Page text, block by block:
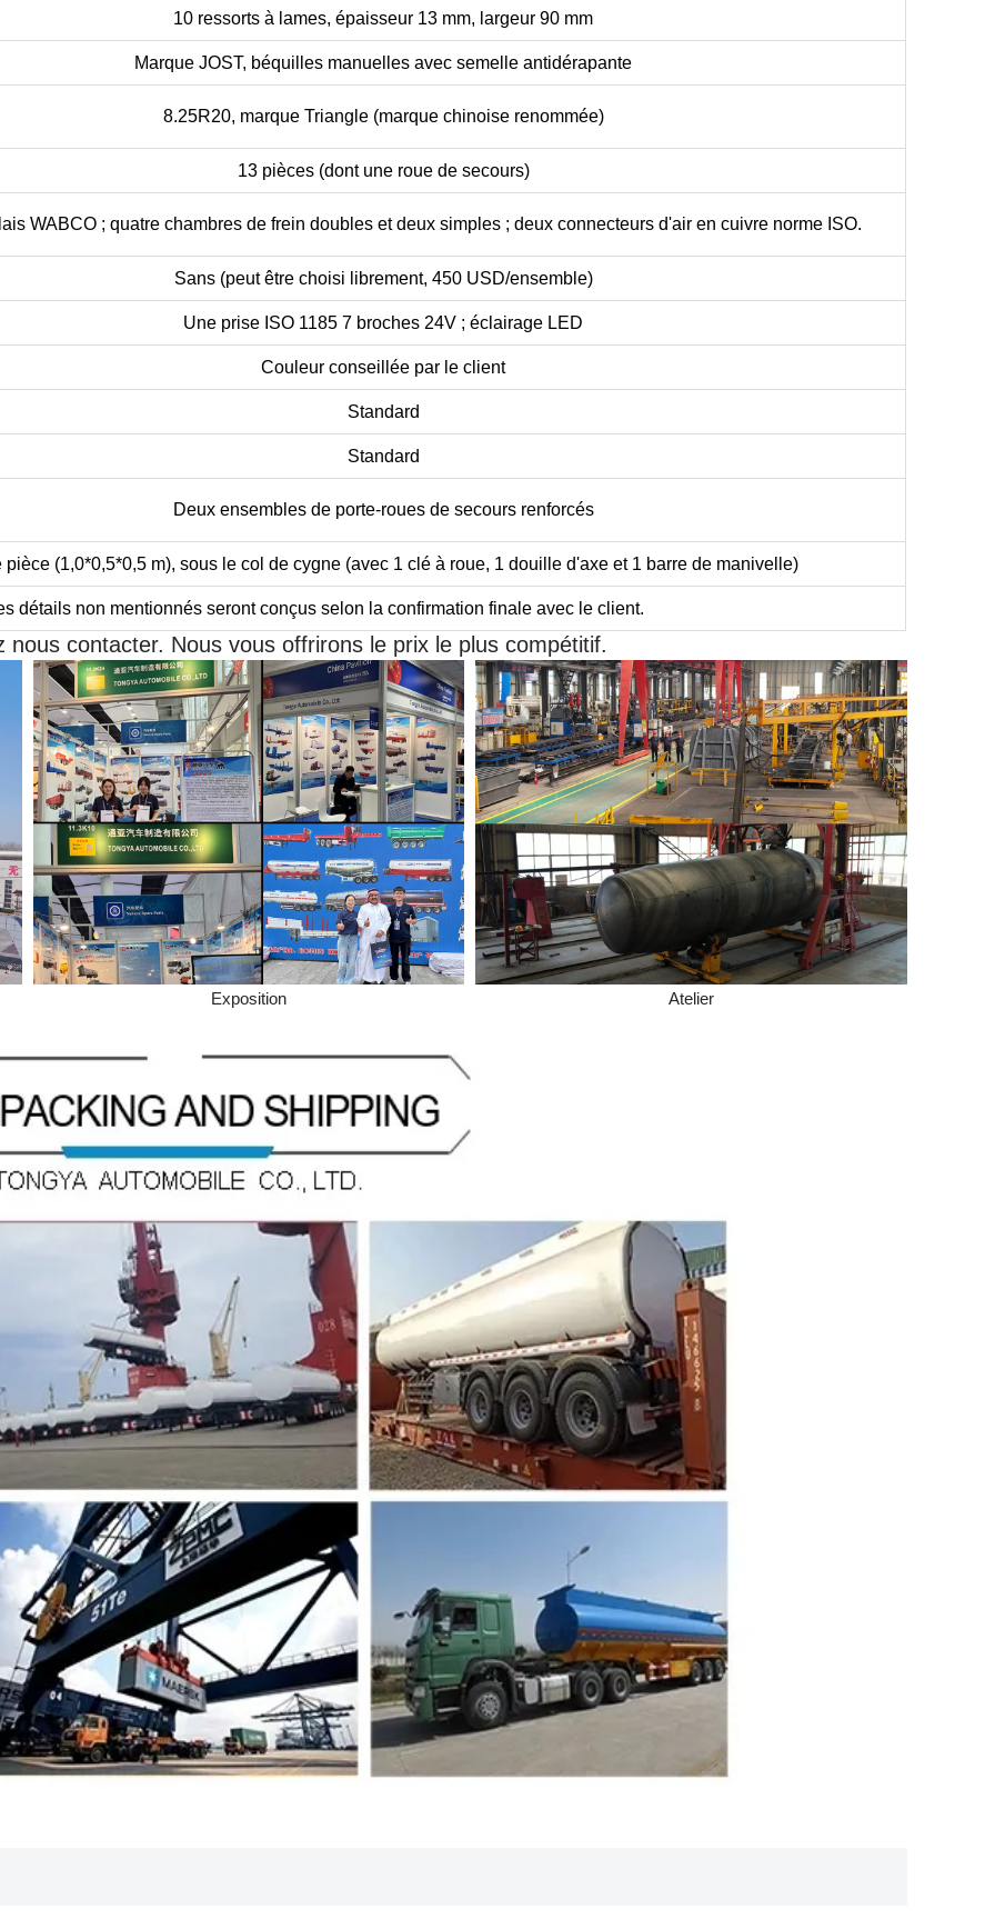
10 ressorts à lames, épaisseur 13 mm, largeur 90 mm
Marque JOST, béquilles manuelles avec semelle antidérapante
8.25R20, marque Triangle (marque chinoise renommée)
13 pièces (dont une roue de secours)
WABCO ; quatre chambres de frein doubles et deux simples ; deux connecteurs d'air en cuivre norme ISO.
Sans (peut être choisi librement, 450 USD/ensemble)
Une prise ISO 1185 7 broches 24V ; éclairage LED
Couleur conseillée par le client
Standard
Standard
Deux ensembles de porte-roues de secours renforcés
pièce (1,0*0,5*0,5 m), sous le col de cygne (avec 1 clé à roue, 1 douille d'axe et 1 barre de manivelle)
détails non mentionnés seront conçus selon la confirmation finale avec le client.
contacter. Nous vous offrirons le prix le plus compétitif.
Exposition Atelier